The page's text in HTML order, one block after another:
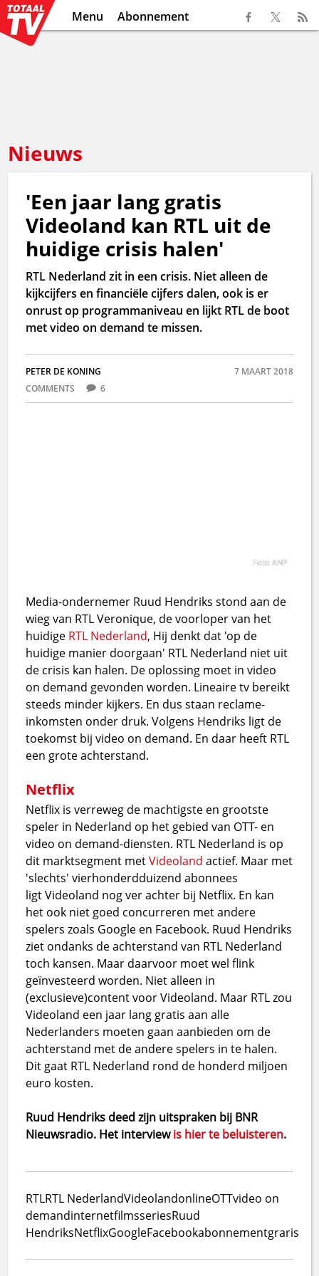
Menu Abonnement
Nieuws
'Een jaar lang gratis
Videoland kan RTL uit de
huidige crisis halen'
RTL Nederland zit in een crisis. Niet alleen de
kijkcijfers en financiële cijfers dalen, ook is er
onrust op programmaniveau en lijkt RTL de boot
met video on demand te missen.
PETER DE KONING
7 MAART 2018
COMMENTS
6
Foto ANP
Media-ondernemer Ruud Hendriks stond aan de
wieg van RTL Veronique, de voorloper van het
huidige RTL Nederland, Hij denkt dat 'op de
huidige manier doorgaan' RTL Nederland niet uit
de crisis kan halen. De oplossing moet in video
on demand gevonden worden. Lineaire tv bereikt
steeds minder kijkers. En dus staan reclame-
inkomsten onder druk. Volgens Hendriks ligt de
toekomst bij video on demand. En daar heeft RTL
een grote achterstand.
Netflix
Netflix is verreweg de machtigste en grootste
speler in Nederland op het gebied van OTT- en
video on demand-diensten. RTL Nederland is op
dit marktsegment metVideoland actief. Maar met
'slechts' vierhonderdduizend abonnees
ligt Videoland nog ver achter bij Netflix. En kan
het ook niet goed concurreren met andere
spelers zoals Google en Facebook. Ruud Hendriks
ziet ondanks de achterstand van RTL Nederland
toch kansen. Maar daarvoor moet wel flink
geïnvesteerd worden. Niet alleen in
(exclusieve)content voor Videoland. Maar RTL zou
Videoland een jaar lang gratis aan alle
Nederlanders moeten gaan aanbieden om de
achterstand met de andere spelers in te halen.
Dit gaat RTL Nederland rond de honderd miljoen
euro kosten.
Ruud Hendriks deed zijn uitspraken bij BNR
Nieuwsradio. Het interviewis hier te beluisteren.
RTLRTL NederlandVideolandonlineOTTvideo on
demandinternetfilmsseriesRuud
HendriksNetflixGoogleFacebookabonnementgraris